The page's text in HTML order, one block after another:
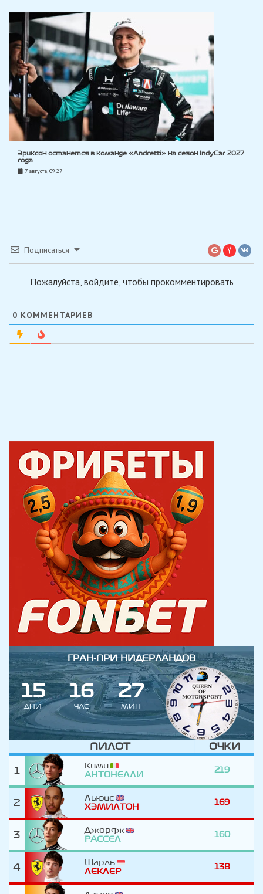
Эриксон останется в команде «Andretti» на сезон IndyCar 2027
года
7 августа, 09:27
Подписаться
Пожалуйста, войдите, чтобы прокомментировать
0 КОММЕНТАРИЕВ
ГРАН-ПРИ НИДЕРЛАНДОВ
15
ДНИ
16
ЧАС
27
МИН
ПИЛОТ ОЧКИ
1
Кими
АНТОНЕЛЛИ
219
2
Льюис
ХЭМИЛТОН
169
3
Джордж
РАССЕЛ
160
4
Шарль
ЛЕКЛЕР
138